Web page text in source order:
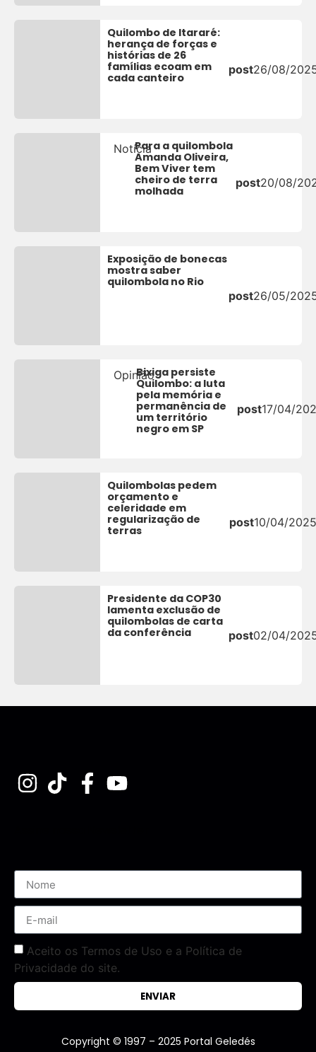
Quilombo de Itararé:
herança de forças e
histórias de 26
famílias ecoam em
cada canteiro
post26/08/
NotíciaPara a quilombola
Amanda Oliveira,
Bem Viver tem
cheiro de terra
molhada
post20/08/
Exposição de bonecas
mostra saber
quilombola no Rio
post26/05/
OpiniãoBixiga persiste
Quilombo: a luta
pela memória e
permanência de
um território
negro em SP
post17/04/
Quilombolas pedem
orçamento e
celeridade em
regularização de
terras
post10/04/
Presidente da COP30
lamenta exclusão de
quilombolas de carta
da conferência
post02/04/
Aceito os Termos de Uso e a Política de
Privacidade do site.
ENVIAR
Copyright © 1997 – 2025 Portal Geledés